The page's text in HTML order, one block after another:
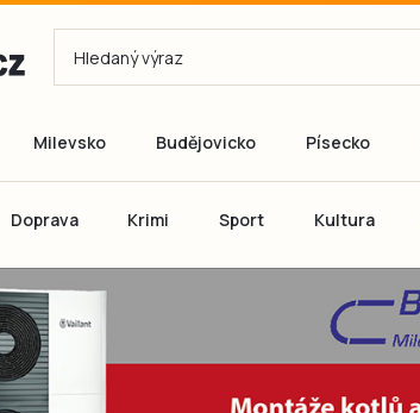
Milevsko Budějovicko Písecko
Doprava Krimi Sport Kultura